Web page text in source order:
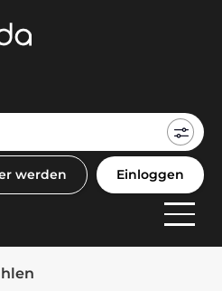
werden Einloggen